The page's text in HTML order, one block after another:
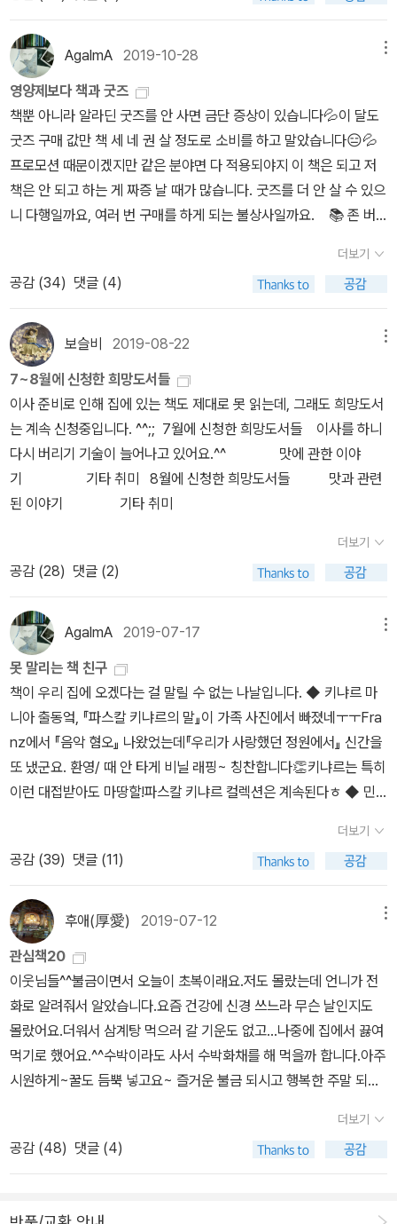
고 총론적인 글들이 예술을 보는 미학적 자양분을 계속해서 공급해
주었다고 해석하는 편이 낫다. 이처럼 『초상들』과 함께 『풍경들』이
완성한 이 독특한 안내서는 우리가 세상을 이해하기 위해 함께할 꽤
나 믿음직한 지도 중 하나가 될 것이다.
난 비극을 겪고 있는 팔레스타인 사람들을 보는 존 버거의 따스한 눈
길을 만날 수 있다. 세상에 이런 비극이 반복되지 않았으면 하는 마음
이 절로 들게 하는 글이다.한편 한편 읽어보면 참으로 생각할 것이 많
은 글들이다. 존 버거의 사상이 잘 드러난 책이다.
햇빛은 더 많은 이야기를 해주는 것 같아 더 눈이 가고,낡은 문은 나를
무조건적으로 반겨주는 것 같아 오래 멈춰 선다. 아마추어는 한
두 개 놓친 뒤 영감을 잡게 된다. 어쩌면 더 많이. 결정적 순간의 주체
는 자신이다. 놓친 뒤에 남아 있는 걸 잡았다고 말하지 않는다면 누가
알까.벽을 따라 오늘도 인간의 많은 흔적을 보며단순함의 미학은 추
구의 관점일 뿐이라는 생각도 하게 되는데... 단순함은 없다. 우리가
단순하게 보려는 것이다. *(사진이 무언가 ‘말할 수 있다’는 것은 허
구이다. 그러나 실제로 일어난 일이라고 하더라도 재구성하여 표현한
다는 것은 결국 허구적인 것이 아닐까? 사건의 단순한 보고에 만족한
다면 덜 허구적이겠지만, 자세히 표현하고자 하면 할수록 허구적인
것이 아니겠는가? 그리고 이야기 속에 허구를 많이 집어넣으면 넣을
면 사람들은 단순히 보고되는 사실보다는 허구적 서술에 보다 쉽게
동일시되기 때문이다. 그렇기 때문에 문학에 대한 욕망이 생기는 게
아닐까? 토마스 베른하르트의 작품에 ‘강변에서 일어난 호흡곤란’이
란 표현이 있다). ㅡ 페터 한트케 『소망 없는 불행』 책은 분명 풍
경을 달리 보게 만든다.지금『세상의 모든 아침』을 읽는 이유는 키냐
르의 신간『우리가 사랑했던 정원에서』 때문. 키냐르는 생트 콜롱브에
게 왜 관심을 가지게 된 걸까.폐허 같은 야생과 침묵 속에서 비에브르
강이 내다뵈는 정원 딸린 집에 살았고 음악의 선율을 사랑했던 동질
올라 다 감바는 오늘날에도 다시 부활되어 연주되고 있는데, 영화 「세
상의 모든 아침」의 음악을 맡은 조르디 사발이 대표적인 명장으로 파
스칼 키냐르의 친구이다. ㅡ 파스칼 키냐르 『세상의 모든 아침』에서
옮긴이 각주
AgalmA 2019-10-28
영양제보다 책과 굿즈
책뿐 아니라 알라딘 굿즈를 안 사면 금단 증상이 있습니다💦이 달도
굿즈 구매 값만 책 세 네 권 살 정도로 소비를 하고 말았습니다😑💦
프로모션 때문이겠지만 같은 분야면 다 적용되야지 이 책은 되고 저
책은 안 되고 하는 게 짜증 날 때가 많습니다. 굿즈를 더 안 살 수 있으
니 다행일까요, 여러 번 구매를 하게 되는 불상사일까요. 📚 존 버
알라딘 굿즈• 핀버튼 자수 에코백(헤밍웨이와 스노우볼, 3,500원)-
에코백에 주머니가 부족한 게 늘 아쉬웠는데 앞주머니에 시집이 쏙
들어가는 이번 디자인 맘에 들어요. 크기는 기존의 알라딘 에코백과
비슷합니다. 화면에서는 스카이블루로 보였지만 실제로는 평범한 블
루😐. 데님 소재가 아닌 게 좀 아쉬웠죠.​• 피너츠 배지(스누피, 무광
골드, 1,500원)• 몰입_패티 스미스 배지+와펜 세트(2,500원)- 나
는야 배지 부자ㅎ • 본투리드 북 커버(패브릭 북 커버, 작은 아씨들,
3,000원)- 가름끈까지 있고 가지고 있지 않은 크기의 북 커버라 흡
족합니다.​ ​ • <류츠신 SF 유니버스> 우주인 USB 북램프(4,000
원)- 좀 비싸지만 다른 데서 따로 구매하면 배송비까지 드니 이렇게
획득하는 것도 나쁘지 않아요. • <삼체> 달 무드등(원형 지름 8cm,
3,500원)- 알라딘 때문에 북램프 부자💡💡💡달 무드등은 옐로, 블
들어요.요즘은 이 디자인에 가습기 기능까지 있는 게 나오더군요. 굿
즈의 진화는 못 말려💦말이 나온 김에 알라딘 굿즈로 가습기 상품도
이제 나올 때가 되지 않았나 하는데요^ㄱ^​ • 알라딘 커피 / 콜드브루
셜록헤밍웨이보다 셜록이 더 당기는 맛이라 또 구매. 이번이 6번짼가
7번짼가 그래요.​이 달에도 장난감들을 많이 모았고자, 이제 예술이
우릴 얼마나 구원했는지 (눈? 마음? 책상?) 불을 켜고 읽어 봐야지
~ 그러나 달려갈 데가 있어요. 헉헉헉, 책 읽다 말고 급히 달려가서
사온 책. 벽돌책이라 도서관에서 빌려 읽던 한을 풀고자! 📚 마이클
도 다빈치』(2019, arte)📚 마이클 토마셀로 『도덕의 기원』(2018,
이데아출판사) 알라딘아, 나 좀 살려줘😭굿즈도 참고 책을 안 사고
있으면 중고매장 할인 쿠폰을 시시때때로 줘서 다람쥐처럼 모으러 가
게 만듭니다. 오프라인 중고 매장 잘 안 가서 럭키백 안 샀는데 이럴
줄 알았으면 살걸. 엉엉))) 책 사랑인가 집착인가. 둘 다😑💦이렇게
살지 말자고 해도 이미 늦은 일. 이게 끝인가. 아니죠. 📚 올가 토
카르추크 『태고의 시간들』(2019, 은행나무출판사)- 페터 한트케 읽
다가 좀 지겨워져서 다른 노벨문학상 수상자에게 관심을. 폴란드 문
학은 좀 생소한데요. 2015년 노벨문학상을 받은 스베틀라나 알렉시
예비치도 생소한 벨라루스 작가였죠. 책을 읽으니 숨겨진 보석 같았
던 걸 생각하면 이번 올가 토카르추크 작품도 기대됩니다. ​📚 로베르
토 무질 『특성없는 남자 1』(2013년 초판, 2019년 3쇄 도착, 북인더
비슷해서 비교해보고자 구매.완간 되면 사야지 하고 안 사고 있었는
더보기
공감 (34) 댓글 (4)
보슬비 2019-08-22
7~8월에 신청한 희망도서들
이사 준비로 인해 집에 있는 책도 제대로 못 읽는데, 그래도 희망도서
는 계속 신청중입니다. ^^;; 7월에 신청한 희망도서들 이사를 하니
다시 버리기 기술이 늘어나고 있어요.^^ 맛에 관한 이야
기 기타 취미 8월에 신청한 희망도서들 맛과 관련
된 이야기 기타 취미
더보기
공감 (28) 댓글 (2)
AgalmA 2019-07-17
못 말리는 책 친구
책이 우리 집에 오겠다는 걸 말릴 수 없는 나날입니다. ◆ 키냐르 마
니아 출동엌, 『파스칼 키냐르의 말』이 가족 사진에서 빠졌네ㅜㅜFra
nz에서 『음악 혐오』 나왔었는데『우리가 사랑했던 정원에서』 신간을
또 냈군요. 환영/ 때 안 타게 비닐 래핑~ 칭찬합니다👏키냐르는 특히
이런 대접받아도 마땅할!파스칼 키냐르 컬렉션은 계속된다ㅎ ◆ 민
민음북클럽 회원 대상 온라인 이벤트가 있었죠. 이름하야 soul 국제
도서전저는 행사 때 갔지만 짐도 많고 온라인 서점 (굿즈) 구매에 주
력하다 보니 민음사 코너에서 쏜살문고랑 굿즈만 사왔었죠ㅎ;​이번에
심혈을 기울여 책 4권 주문했는데💦요한 페터 에커만 『괴테와의 대
화』(1권, 2권은 민음사 세계문학전집 에코백 받으려고 얼마 전 알라
딘에서 삼ㅎ)마르셀 프루스트 『잃어버린 시간을 찾아서』(7~8권, 요
즘 이 책 읽고 계신 분 자주 눈에 띄던데 저도 중단했던 거 슬슬 발동
을 걸어야 할 듯^^)이졸데 카림 『나와 타자들』헉스@@;;; 내가 럭키
박스를 산 건가ㅋ사은품으로 책 5권이나 옴!!!!!문보영 『책기둥』오르
한 파묵 『내 이름은 빨강』J.D. 샐린저 『호밀밭의 파수꾼』(작가 탄생 1
00주년 기념 초판본 디자인 특별판, 양장)나혜석 『나혜석, 글 쓰는
여자의 탄생』(한국의 페미니즘 고전 읽기)안 읽은 책이 3권이나 되어
서 더 기쁨😆⚘특히 오르한 파묵! 넘 유명해서 안 읽은 책 중 하난데
긴 했음. 내 맘을 들켰네 들켰어☺️이거 도로 회수하시는 거 아니죵ㅋ
더보기
공감 (39) 댓글 (11)
후애(厚愛) 2019-07-12
관심책20
이웃님들^^불금이면서 오늘이 초복이래요.저도 몰랐는데 언니가 전
화로 알려줘서 알았습니다.요즘 건강에 신경 쓰느라 무슨 날인지도
몰랐어요.더워서 삼계탕 먹으러 갈 기운도 없고...나중에 집에서 끓여
먹기로 했어요.^^수박이라도 사서 수박화채를 해 먹을까 합니다.아주
시원하게~꿀도 듬뿍 넣고요~ 즐거운 불금 되시고 행복한 주말 되시
소설 책인줄 알았더니 대본집이다...ㅠㅠ녹두꽃은 중간중간
보다가 말았는데...책으로 나오면 봐야겠다.아니면 대본집도 볼까...
이 책도 대본집.대본집이 많이 나오네.이 드마라도 안 봐서 전혀 모르
더보기
공감 (48) 댓글 (4)